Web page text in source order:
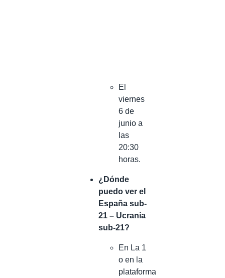
El
viernes
6 de
junio a
las
20:30
horas.
¿Dónde
puedo ver el
España sub-
21 – Ucrania
sub-21?
En La 1
o en la
plataforma